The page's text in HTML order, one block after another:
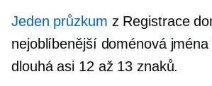
Jeden průzkum z Registrace
nejoblíbenější doménová
dlouhá asi 12 až 13 znaků.